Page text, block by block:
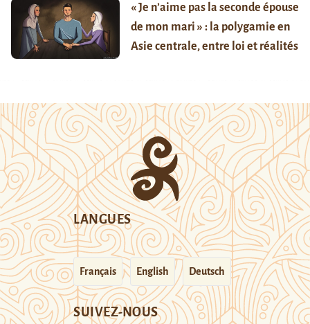
« Je n’aime pas la seconde épouse
de mon mari » : la polygamie en
Asie centrale, entre loi et réalités
LANGUES
Français English Deutsch
SUIVEZ-NOUS